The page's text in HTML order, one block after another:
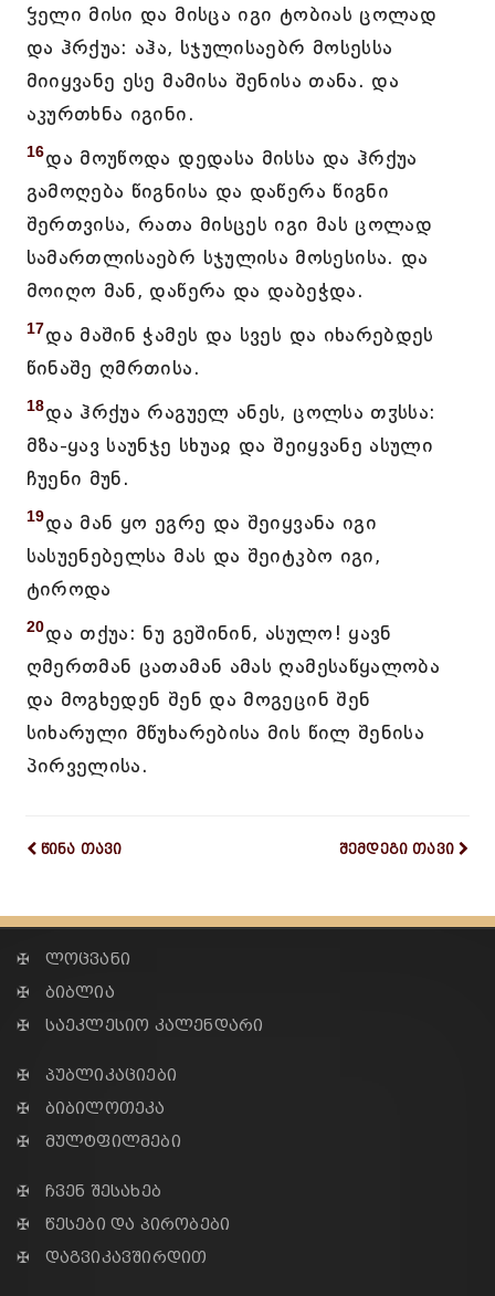
ჴელი მისი და მისცა იგი ტობიას ცოლად
და ჰრქუა: აჰა, სჯულისაებრ მოსესსა
მიიყვანე ესე მამისა შენისა თანა. და
აკურთხნა იგინი.
16და მოუწოდა დედასა მისსა და ჰრქუა
გამოღება წიგნისა და დაწერა წიგნი
შერთვისა, რათა მისცეს იგი მას ცოლად
სამართლისაებრ სჯულისა მოსესისა. და
მოიღო მან, დაწერა და დაბეჭდა.
17და მაშინ ჭამეს და სვეს და იხარებდეს
წინაშე ღმრთისა.
18და ჰრქუა რაგუელ ანეს, ცოლსა თჳსსა:
მზა-ყავ საუნჯე სხუაჲ და შეიყვანე ასული
ჩუენი მუნ.
19და მან ყო ეგრე და შეიყვანა იგი
სასუენებელსა მას და შეიტკბო იგი,
ტიროდა
20და თქუა: ნუ გეშინინ, ასულო! ყავნ
ღმერთმან ცათამან ამას ღამესაწყალობა
და მოგხედენ შენ და მოგეცინ შენ
სიხარული მწუხარებისა მის წილ შენისა
პირველისა.
წინა თავი შემდეგი თავი
✠ ლოცვანი
✠ ბიბლია
✠ საეკლესიო კალენდარი
✠ პუბლიკაციები
✠ ბიბილოთეკა
✠ მულტფილმები
✠ ჩვენ შესახებ
✠ წესები და პირობები
✠ დაგვიკავშირდით